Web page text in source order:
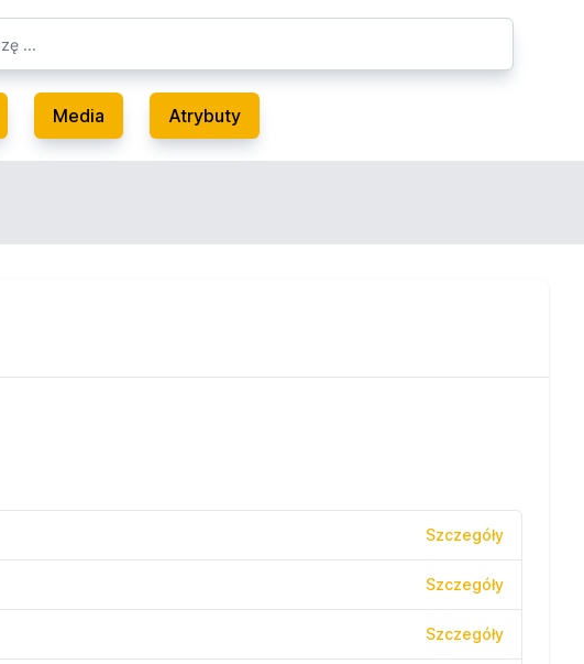
Media Atrybuty
Szczegóły
Szczegóły
Szczegóły